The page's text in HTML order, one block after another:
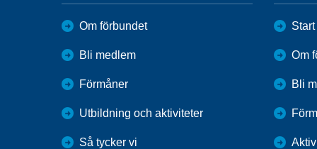
Om förbundet
Bli medlem
Förmåner
Utbildning och aktiviteter
Så tycker vi
Start
Om
Bli